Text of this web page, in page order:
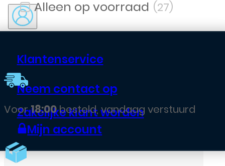
Klantenservice
Neem contact op
Zakelijke klant worden
Mijn account
Filter op voorraad (27)
Voor18:00besteld, vandaag verstuurd